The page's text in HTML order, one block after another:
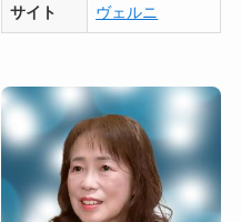
サイト ヴェルニ